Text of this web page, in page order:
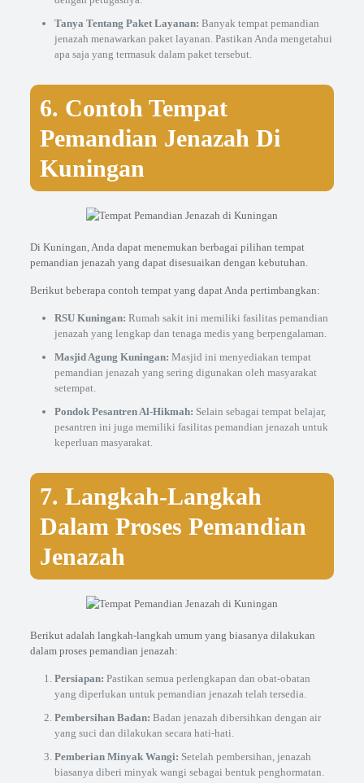
Tanya Tentang Paket Layanan: Banyak tempat pemandian
jenazah menawarkan paket layanan. Pastikan Anda mengetahui
apa saja yang termasuk dalam paket tersebut.
6. Contoh Tempat
Pemandian Jenazah Di
Kuningan
Di Kuningan, Anda dapat menemukan berbagai pilihan tempat
pemandian jenazah yang dapat disesuaikan dengan kebutuhan.
Berikut beberapa contoh tempat yang dapat Anda pertimbangkan:
RSU Kuningan: Rumah sakit ini memiliki fasilitas pemandian
jenazah yang lengkap dan tenaga medis yang berpengalaman.
Masjid Agung Kuningan: Masjid ini menyediakan tempat
pemandian jenazah yang sering digunakan oleh masyarakat
setempat.
Pondok Pesantren Al-Hikmah: Selain sebagai tempat belajar,
pesantren ini juga memiliki fasilitas pemandian jenazah untuk
keperluan masyarakat.
7. Langkah-Langkah
Dalam Proses Pemandian
Jenazah
Berikut adalah langkah-langkah umum yang biasanya dilakukan
dalam proses pemandian jenazah:
Persiapan: Pastikan semua perlengkapan dan obat-obatan
yang diperlukan untuk pemandian jenazah telah tersedia.
Pembersihan Badan: Badan jenazah dibersihkan dengan air
yang suci dan dilakukan secara hati-hati.
Pemberian Minyak Wangi: Setelah pembersihan, jenazah
biasanya diberi minyak wangi sebagai bentuk penghormatan.